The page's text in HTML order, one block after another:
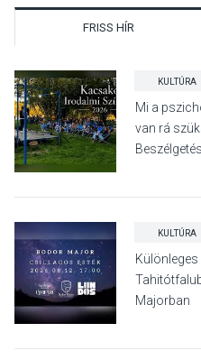
FRISS HÍR
KULTÚRA
Mi a
van rá
KULTÚRA
Majorban